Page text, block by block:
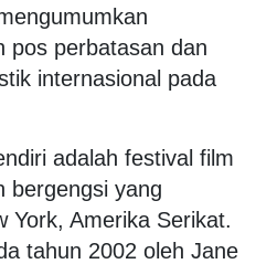
pos perbatasan dan
internasional pada
adalah festival film
bergengsi yang
York, Amerika Serikat.
tahun 2002 oleh Jane